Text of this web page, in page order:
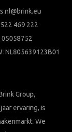
469 222
05058752
NL805639123B01
Group,
ervaring, is
We